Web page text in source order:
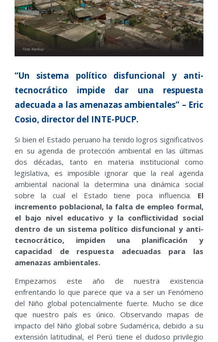
“Un sistema político disfuncional y anti-
tecnocrático impide dar una respuesta
adecuada a las amenazas ambientales” – Eric
Cosio, director del INTE-PUCP.
Si bien el Estado peruano ha tenido logros significativos
en su agenda de protección ambiental en las últimas
dos décadas, tanto en materia institucional como
legislativa, es imposible ignorar que la real agenda
ambiental nacional la determina una dinámica social
sobre la cual el Estado tiene poca influencia. El
incremento poblacional, la falta de empleo formal,
el bajo nivel educativo y la conflictividad social
dentro de un sistema político disfuncional y anti-
tecnocrático, impiden una planificación y
capacidad de respuesta adecuadas para las
amenazas ambientales.
Empezamos este año de nuestra existencia
enfrentando lo que parece que va a ser un Fenómeno
del Niño global potencialmente fuerte. Mucho se dice
que nuestro país es único. Observando mapas de
impacto del Niño global sobre Sudamérica, debido a su
extensión latitudinal, el Perú tiene el dudoso privilegio